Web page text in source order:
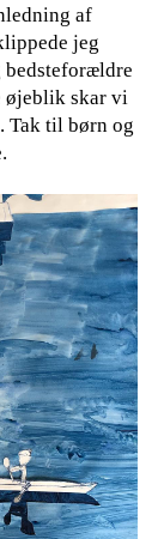
af
jeg
bedsteforældre
øjeblik skar vi
Tak til børn og